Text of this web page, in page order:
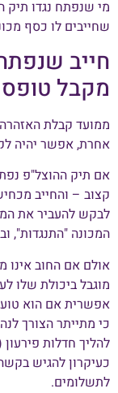
מי שנפתח נגדו תיק
שחייבים לו כסף
חייב
מקבל
ממועד קבלת
אחרת, אפשר יהיה
אם תיק ההוצל"פ
קצוב – והחייב
לבקש להעביר את
המכונה "התנגדות",
אולם אם החוב אינו
מוגבל ביכולת שלו
אפשרית אם הוא
כי מתייתר הצורך
להליך חדלות
כעיקרון להגיש
לתשלומים.